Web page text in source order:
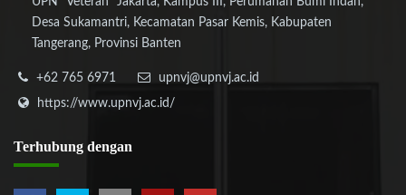
Desa Sukamantri, Kecamatan Pasar Kemis, Kabupaten
Tangerang, Provinsi Banten
+62 765 6971
upnvj@upnvj.ac.id
https://www.upnvj.ac.id/
Terhubung dengan